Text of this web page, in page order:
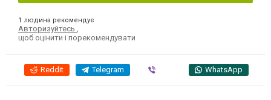
1 людина рекомендує
Авторизуйтесь
щоб оцінити і порекомендувати
Reddit Telegram WhatsApp